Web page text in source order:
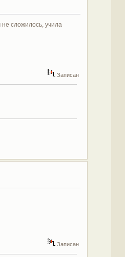
сложилось, учила
Записан
Записан